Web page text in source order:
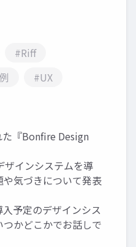
#Riff
#UX
『Bonfire Design
ザインシステムを導
気づきについて発表
予定のデザインシス
かどこかでお話しで